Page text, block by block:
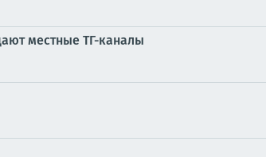
местные ТГ-каналы